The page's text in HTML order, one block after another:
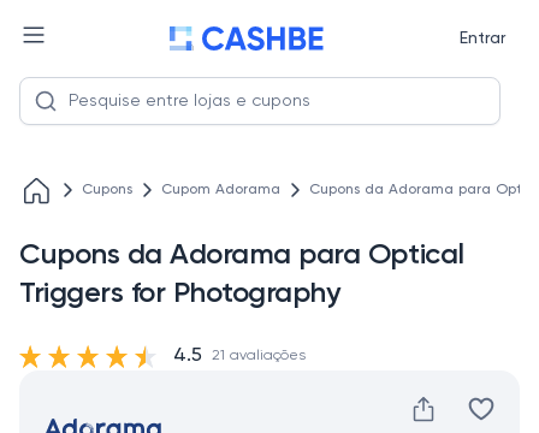
Entrar
Cupons Cupom Adorama Cupons da Adorama para
Cupons da Adorama para Optical
Triggers for Photography
4.5 21 avaliações